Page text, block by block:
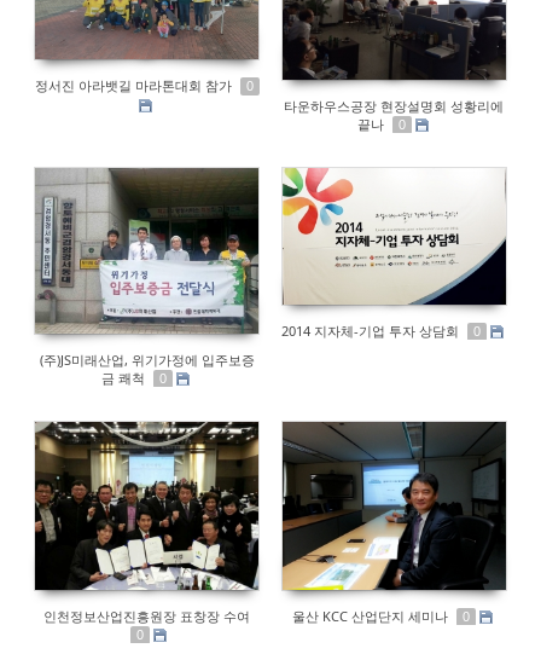
정서진 아라뱃길 마라톤대회 참가 0
타운하우스공장 현장설명회 성황리에
끝나
0
(주)JS미래산업, 위기가정에 입주보증
금 쾌척
0
2014 지자체-기업 투자 상담회 0
인천정보산업진흥원장 표창장 수여
0
울산 KCC 산업단지 세미나 0